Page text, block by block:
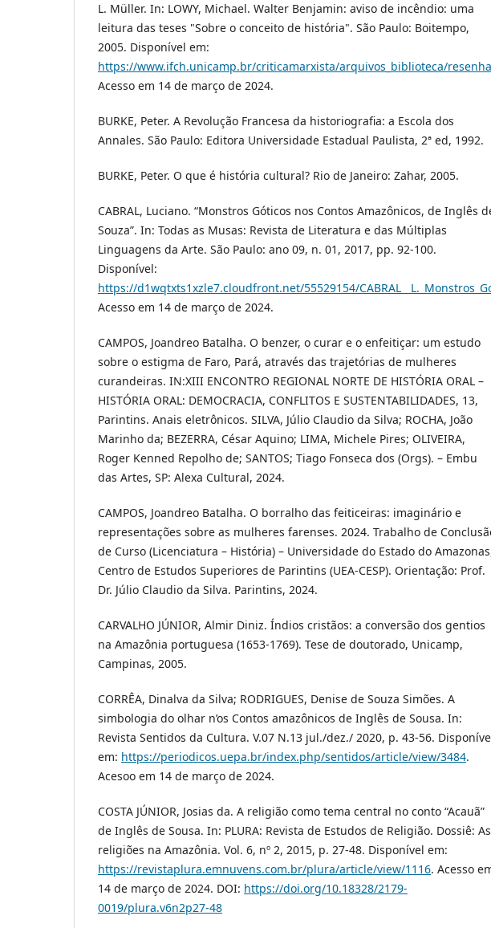
L. Müller. In: LOWY, Michael. Walter Benjamin: aviso de incêndio: uma
leitura das teses "Sobre o conceito de história". São Paulo: Boitempo,
2005. Disponível em:
https://www.ifch.unicamp.br/criticamarxista/arquivos_biblioteca/
Acesso em 14 de março de 2024.
BURKE, Peter. A Revolução Francesa da historiografia: a Escola dos
Annales. São Paulo: Editora Universidade Estadual Paulista, 2ª ed, 1992.
BURKE, Peter. O que é história cultural? Rio de Janeiro: Zahar, 2005.
CABRAL, Luciano. “Monstros Góticos nos Contos Amazônicos, de Inglês
Souza”. In: Todas as Musas: Revista de Literatura e das Múltiplas
Linguagens da Arte. São Paulo: ano 09, n. 01, 2017, pp. 92-100.
Disponível:
https://d1wqtxts1xzle7.cloudfront.net/55529154/
Acesso em 14 de março de 2024.
CAMPOS, Joandreo Batalha. O benzer, o curar e o enfeitiçar: um estudo
sobre o estigma de Faro, Pará, através das trajetórias de mulheres
curandeiras. IN:XIII ENCONTRO REGIONAL NORTE DE HISTÓRIA ORAL –
HISTÓRIA ORAL: DEMOCRACIA, CONFLITOS E SUSTENTABILIDADES, 13,
Parintins. Anais eletrônicos. SILVA, Júlio Claudio da Silva; ROCHA, João
Marinho da; BEZERRA, César Aquino; LIMA, Michele Pires; OLIVEIRA,
Roger Kenned Repolho de; SANTOS; Tiago Fonseca dos (Orgs). – Embu
das Artes, SP: Alexa Cultural, 2024.
CAMPOS, Joandreo Batalha. O borralho das feiticeiras: imaginário e
representações sobre as mulheres farenses. 2024. Trabalho de
de Curso (Licenciatura – História) – Universidade do Estado do
Centro de Estudos Superiores de Parintins (UEA-CESP). Orientação: Prof.
Dr. Júlio Claudio da Silva. Parintins, 2024.
CARVALHO JÚNIOR, Almir Diniz. Índios cristãos: a conversão dos gentios
na Amazônia portuguesa (1653-1769). Tese de doutorado, Unicamp,
Campinas, 2005.
CORRÊA, Dinalva da Silva; RODRIGUES, Denise de Souza Simões. A
simbologia do olhar n’os Contos amazônicos de Inglês de Sousa. In:
Revista Sentidos da Cultura. V.07 N.13 jul./dez./ 2020, p. 43-56.
em: https://periodicos.uepa.br/index.php/sentidos/article/view/3484.
Acesoo em 14 de março de 2024.
COSTA JÚNIOR, Josias da. A religião como tema central no conto “Acauã”
de Inglês de Sousa. In: PLURA: Revista de Estudos de Religião. Dossiê: As
religiões na Amazônia. Vol. 6, nº 2, 2015, p. 27-48. Disponível em:
https://revistaplura.emnuvens.com.br/plura/article/view/1116. Acesso
14 de março de 2024. DOI: https://doi.org/10.18328/2179-
0019/plura.v6n2p27-48